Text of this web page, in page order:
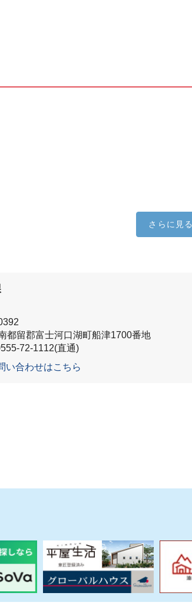
さらに見る
都留郡富士河口湖町船津1700番地
72-1112(直通)
い合わせはこちら